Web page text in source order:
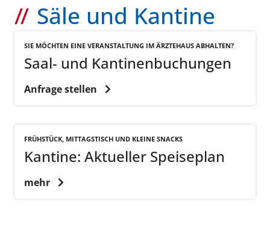
Säle und Kantine
SIE MÖCHTEN EINE VERANSTALTUNG IM ÄRZTEHAUS ABHALTEN?
Saal- und Kantinenbuchungen
Anfrage stellen
FRÜHSTÜCK, MITTAGSTISCH UND KLEINE SNACKS
Kantine: Aktueller Speiseplan
mehr